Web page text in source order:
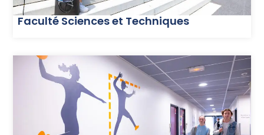
Faculté Sciences et Techniques